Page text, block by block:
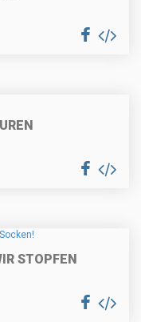
STOPFEN